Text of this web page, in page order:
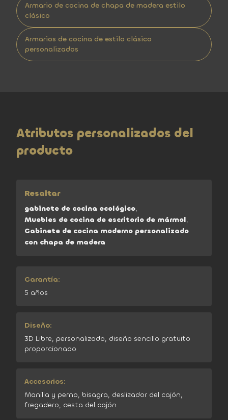
Armario de cocina de chapa de madera estilo
clásico
Armarios de cocina de estilo clásico
personalizados
Atributos personalizados del
producto
Resaltar
gabinete de cocina ecológico,
Muebles de cocina de escritorio de mármol,
Gabinete de cocina moderno personalizado
con chapa de madera
Garantía:
5 años
Diseño:
3D Libre, personalizado, diseño sencillo gratuito
proporcionado
Accesorios:
Manilla y perno, bisagra, deslizador del cajón,
fregadero, cesta del cajón